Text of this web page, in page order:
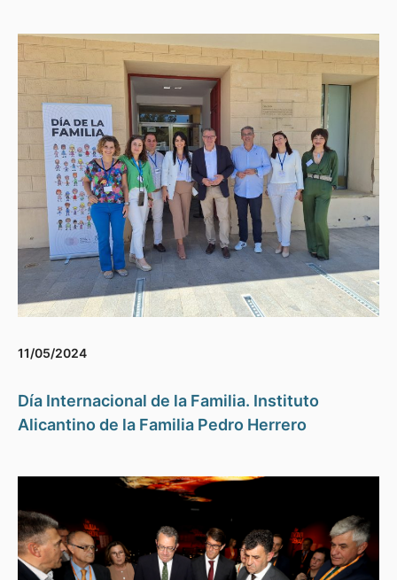
11/05/2024
Día Internacional de la Familia. Instituto
Alicantino de la Familia Pedro Herrero